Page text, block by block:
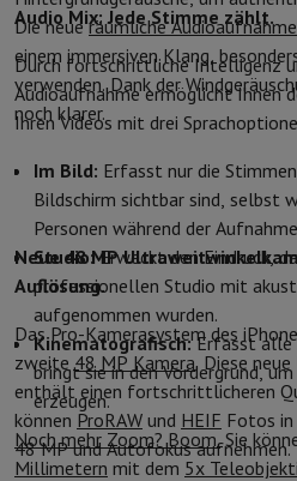
Die neueräumliche Audioaufnahme
einem immersiven Klang,
verwenden. Dank der
noch klarer.
Audio Mix: Jede Stimme zählt.
Durch fortschrittliche Intelligenz
Audioaufnahme ermöglicht Ihnen
Ihren Videos mit drei
Im Bild: Erfasst nur die
Bildschirm sichtbar sind, selbst
Personen während der
Studio:Erweckt den Eindruck,
professionellen Studio mit
aufgenommen wurden.
Kinematografisch:Erfasst alle
bringt sie in den Vordergrund,
erzeugen.
Neue 48 MP
Auflösung.
Das Pro-Kamerasystem des
zweite48 MP Kamera. Diese
enthält einen fortschrittlicheren
können ProRAW und HEIF Fotos in
48 MP und Autofokus aufnehmen.
Noch mehr Zoom? Boom.Sie
Millimetern mit dem 5x